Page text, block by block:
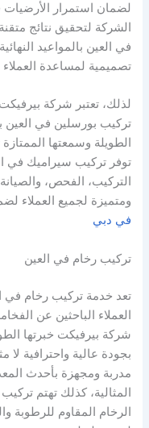
لضمان استمرار الأرضيات
الشركة لتحقيق نتائج
في العين بالمواعيد
تصميمية لمساعدة العملاء
لذلك، تعتبر شركة
تركيب بورسلين في العين
الطويلة وسمعتها
توفر تركيب سيراميك في
التركيب، الفحص،
ومتميزة لجميع العملاء
في دبي
تركيب رخام في العين
تعد خدمة تركيب رخام في
العملاء الباحثين عن
شركة بيرفيكت خبرتها
بجودة عالية واحترافية
مدربة ومجهزة بأحدث
المثالية، كذلك تهتم
الرخام المقاوم للرطوبة